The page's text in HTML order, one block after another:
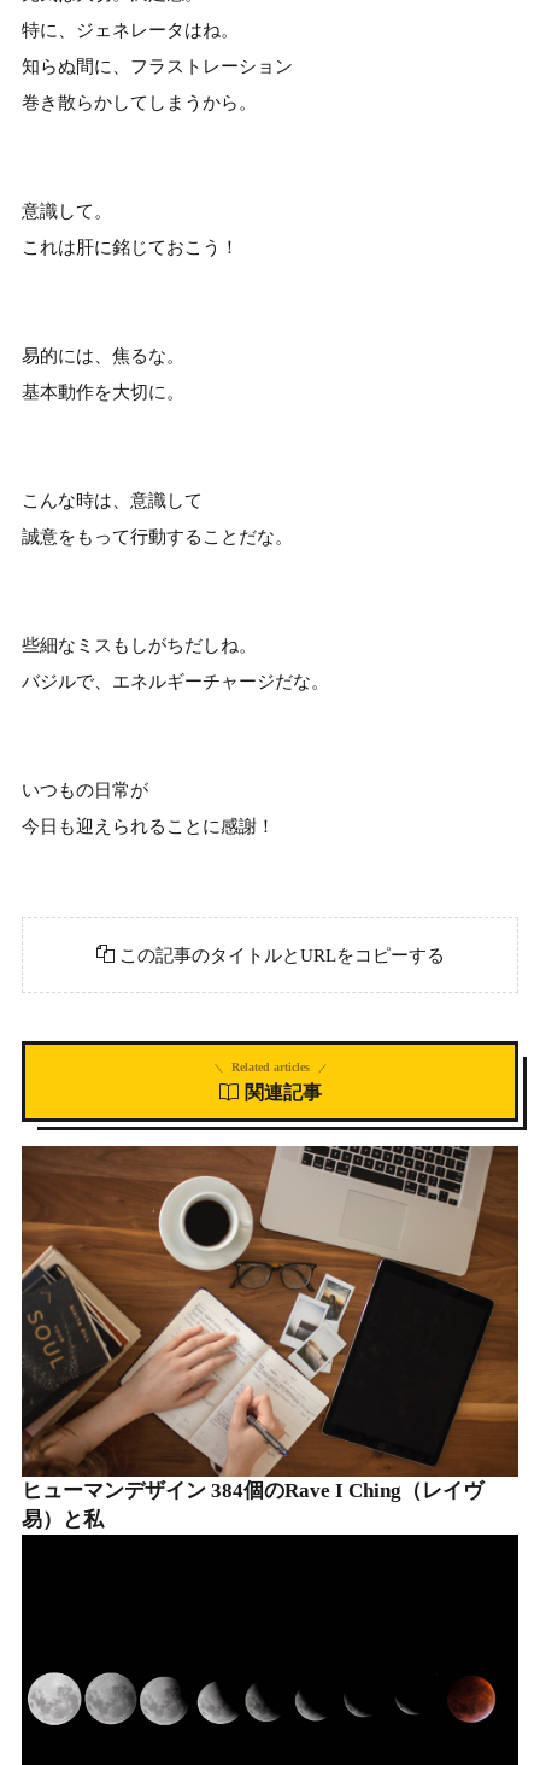
特に、ジェネレータはね。
知らぬ間に、フラストレーション
巻き散らかしてしまうから。
意識して。
これは肝に銘じておこう！
易的には、焦るな。
基本動作を大切に。
こんな時は、意識して
誠意をもって行動することだな。
些細なミスもしがちだしね。
バジルで、エネルギーチャージだな。
いつもの日常が
今日も迎えられることに感謝！
この記事のタイトルとURLをコピーする
関連記事
Related articles
ヒューマンデザイン 384個のRave I Ching（レイヴ
易）と私